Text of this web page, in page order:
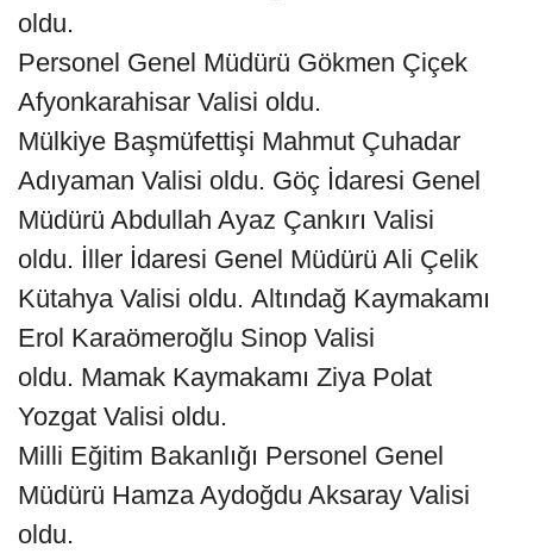
oldu.
Personel Genel Müdürü Gökmen Çiçek
Afyonkarahisar Valisi oldu.
Mülkiye Başmüfettişi Mahmut Çuhadar
Adıyaman Valisi oldu. Göç İdaresi Genel
Müdürü Abdullah Ayaz Çankırı Valisi
oldu. İller İdaresi Genel Müdürü Ali Çelik
Kütahya Valisi oldu. Altındağ Kaymakamı
Erol Karaömeroğlu Sinop Valisi
oldu. Mamak Kaymakamı Ziya Polat
Yozgat Valisi oldu.
Milli Eğitim Bakanlığı Personel Genel
Müdürü Hamza Aydoğdu Aksaray Valisi
oldu.